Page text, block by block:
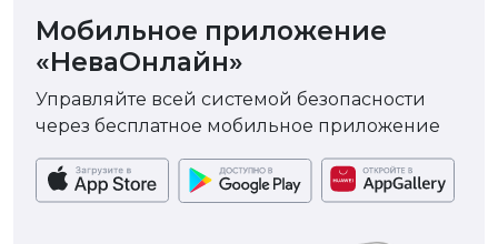
Мобильное приложение
«НеваОнлайн»
Управляйте всей системой безопасности
через бесплатное мобильное приложение